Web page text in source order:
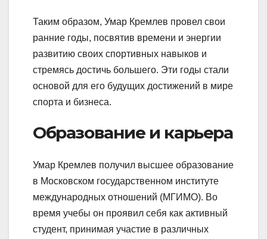
Таким образом, Умар Кремлев провел свои
ранние годы, посвятив времени и энергии
развитию своих спортивных навыков и
стремясь достичь большего. Эти годы стали
основой для его будущих достижений в мире
спорта и бизнеса.
Образование и карьера
Умар Кремлев получил высшее образование
в Московском государственном институте
международных отношений (МГИМО). Во
время учебы он проявил себя как активный
студент, принимая участие в различных